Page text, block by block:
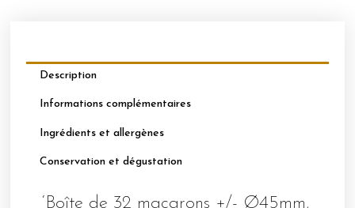
Description
Informations complémentaires
Ingrédients et allergènes
Conservation et dégustation
‘Boîte de 32 macarons +/- Ø45mm,